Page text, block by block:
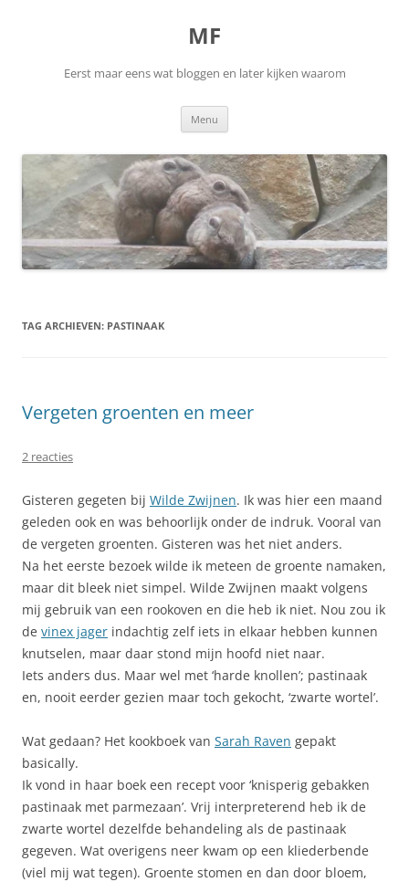
MF
Eerst maar eens wat bloggen en later kijken waarom
Menu
TAG ARCHIEVEN: PASTINAAK
Vergeten groenten en meer
2 reacties
Gisteren gegeten bij Wilde Zwijnen. Ik was hier een maand
geleden ook en was behoorlijk onder de indruk. Vooral van
de vergeten groenten. Gisteren was het niet anders.
Na het eerste bezoek wilde ik meteen de groente namaken,
maar dit bleek niet simpel. Wilde Zwijnen maakt volgens
mij gebruik van een rookoven en die heb ik niet. Nou zou ik
de vinex jager indachtig zelf iets in elkaar hebben kunnen
knutselen, maar daar stond mijn hoofd niet naar.
Iets anders dus. Maar wel met ‘harde knollen’; pastinaak
en, nooit eerder gezien maar toch gekocht, ‘zwarte wortel’.
Wat gedaan? Het kookboek van Sarah Raven gepakt
basically.
Ik vond in haar boek een recept voor ‘knisperig gebakken
pastinaak met parmezaan’. Vrij interpreterend heb ik de
zwarte wortel dezelfde behandeling als de pastinaak
gegeven. Wat overigens neer kwam op een kliederbende
(viel mij wat tegen). Groente stomen en dan door bloem,